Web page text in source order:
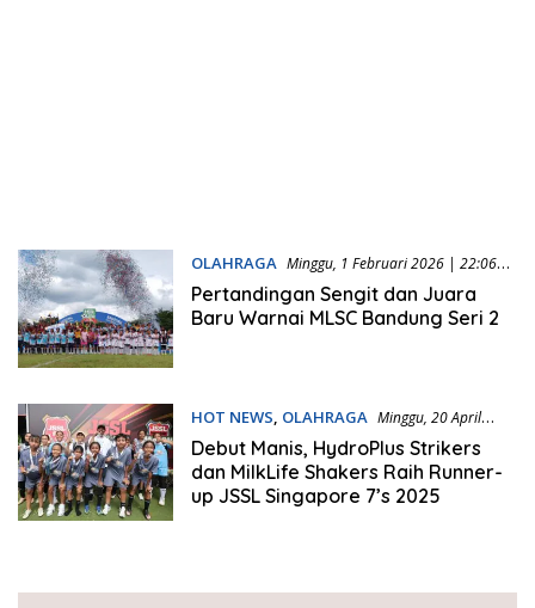
OLAHRAGA Minggu, 1 Februari 2026 | 22:06
WIB
Pertandingan Sengit dan Juara
Baru Warnai MLSC Bandung Seri 2
HOT NEWS, OLAHRAGA Minggu, 20 April
2025 | 16:55 WIB
Debut Manis, HydroPlus Strikers
dan MilkLife Shakers Raih Runner-
up JSSL Singapore 7’s 2025